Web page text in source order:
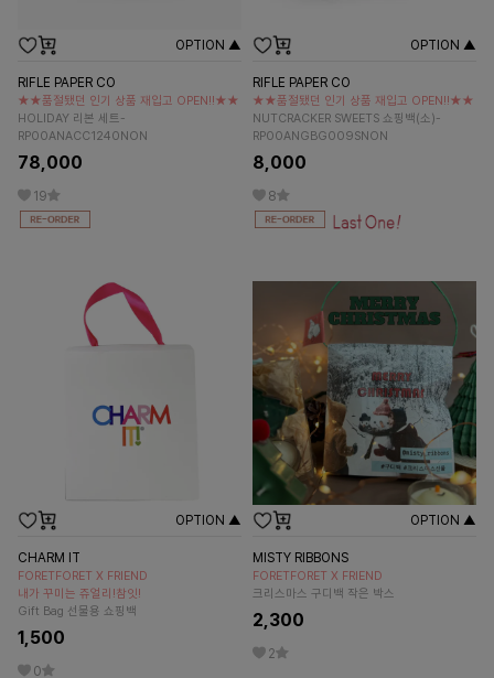
OPTION ▲
RIFLE PAPER CO
★★품절됐던 인기 상품 재입고 OPEN!!★★
HOLIDAY 리본 세트-
RP00ANACC1240NON
78,000
19
OPTION ▲
RIFLE PAPER CO
★★품절됐던 인기 상품 재입고 OPEN!!★★
NUTCRACKER SWEETS 쇼핑백(소)-
RP00ANGBG009SNON
8,000
8
OPTION ▲
CHARM IT
FORETFORET X FRIEND
내가 꾸미는 쥬얼리!참잇!
Gift Bag 선물용 쇼핑백
1,500
0
OPTION ▲
MISTY RIBBONS
FORETFORET X FRIEND
크리스마스 구디백 작은 박스
2,300
2